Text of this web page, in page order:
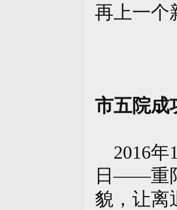
再上一个
市五院成
2016年
日——重
貌，让离